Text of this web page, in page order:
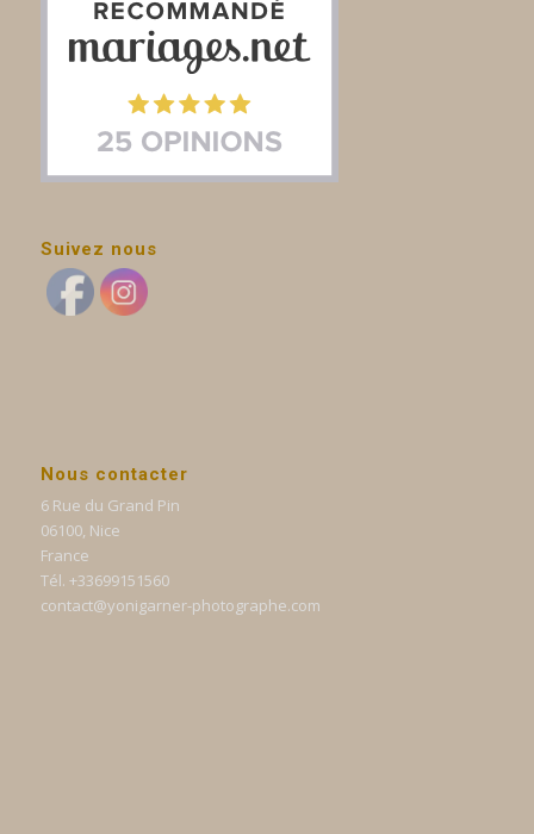
Suivez nous
Nous contacter
6 Rue du Grand Pin
06100, Nice
France
Tél. +33699151560
contact@yonigarner-photographe.com